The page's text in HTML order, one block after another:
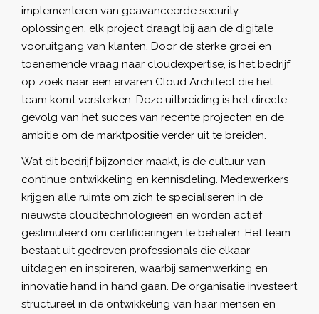
implementeren van geavanceerde security-
oplossingen, elk project draagt bij aan de digitale
vooruitgang van klanten. Door de sterke groei en
toenemende vraag naar cloudexpertise, is het bedrijf
op zoek naar een ervaren Cloud Architect die het
team komt versterken. Deze uitbreiding is het directe
gevolg van het succes van recente projecten en de
ambitie om de marktpositie verder uit te breiden.
Wat dit bedrijf bijzonder maakt, is de cultuur van
continue ontwikkeling en kennisdeling. Medewerkers
krijgen alle ruimte om zich te specialiseren in de
nieuwste cloudtechnologieën en worden actief
gestimuleerd om certificeringen te behalen. Het team
bestaat uit gedreven professionals die elkaar
uitdagen en inspireren, waarbij samenwerking en
innovatie hand in hand gaan. De organisatie investeert
structureel in de ontwikkeling van haar mensen en